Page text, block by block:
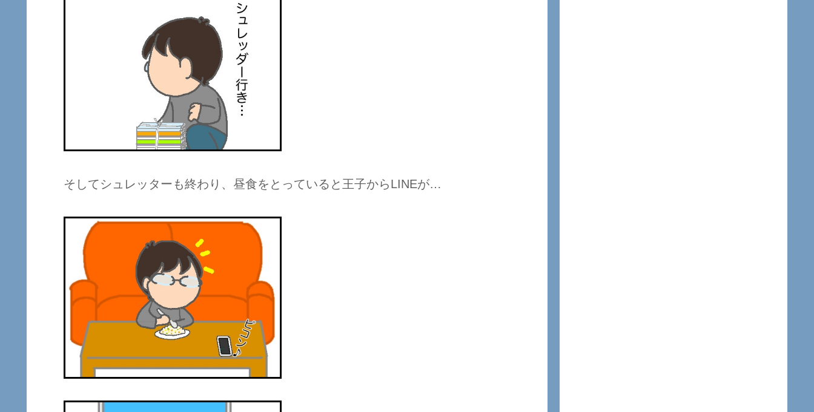
そしてシュレッターも終わり、昼食をとっていると王子からLINEが…